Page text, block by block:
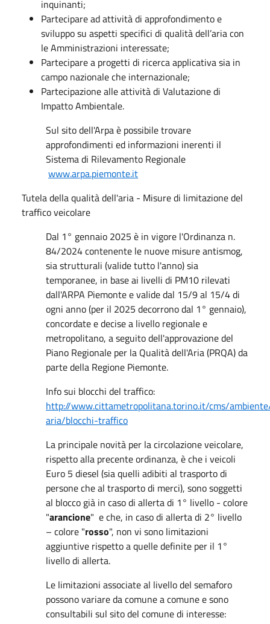
inquinanti;
Partecipare ad attività di approfondimento e
sviluppo su aspetti specifici di qualità dell’aria con
le Amministrazioni interessate;
Partecipare a progetti di ricerca applicativa sia in
campo nazionale che internazionale;
Partecipazione alle attività di Valutazione di
Impatto Ambientale.
Sul sito dell'Arpa è possibile trovare
approfondimenti ed informazioni inerenti il
Sistema di Rilevamento Regionale
www.arpa.piemonte.it
Tutela della qualità dell'aria - Misure di limitazione del
traffico veicolare
Dal 1° gennaio 2025 è in vigore l'Ordinanza n.
84/2024 contenente le nuove misure antismog,
sia strutturali (valide tutto l'anno) sia
temporanee, in base ai livelli di PM10 rilevati
dall'ARPA Piemonte e valide dal 15/9 al 15/4 di
ogni anno (per il 2025 decorrono dal 1° gennaio),
concordate e decise a livello regionale e
metropolitano, a seguito dell'approvazione del
Piano Regionale per la Qualità dell'Aria (PRQA) da
parte della Regione Piemonte.
Info sui blocchi del traffico:
http://www.cittametropolitana.torino.it/cms/
aria/blocchi-traffico
La principale novità per la circolazione veicolare,
rispetto alla precente ordinanza, è che i veicoli
Euro 5 diesel (sia quelli adibiti al trasporto di
persone che al trasporto di merci), sono soggetti
al blocco già in caso di allerta di 1° livello - colore
"arancione" e che, in caso di allerta di 2° livello
– colore "rosso", non vi sono limitazioni
aggiuntive rispetto a quelle definite per il 1°
livello di allerta.
Le limitazioni associate al livello del semaforo
possono variare da comune a comune e sono
consultabili sul sito del comune di interesse: